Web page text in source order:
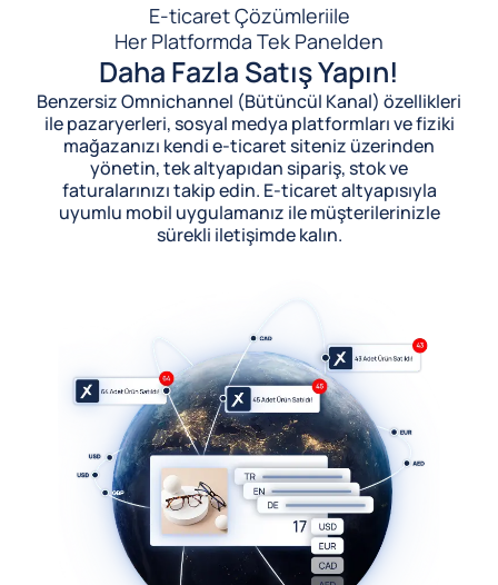
E-ticaret Çözümleriile
Her Platformda Tek Panelden
Daha Fazla Satış Yapın!
Benzersiz Omnichannel (Bütüncül Kanal) özellikleri
ile pazaryerleri, sosyal medya platformları ve fiziki
mağazanızı kendi e-ticaret siteniz üzerinden
yönetin, tek altyapıdan sipariş, stok ve
faturalarınızı takip edin. E-ticaret altyapısıyla
uyumlu mobil uygulamanız ile müşterilerinizle
sürekli iletişimde kalın.